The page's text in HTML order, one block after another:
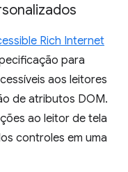
Rich Internet
para
aos leitores
de atributos DOM.
ao leitor de tela
controles em uma